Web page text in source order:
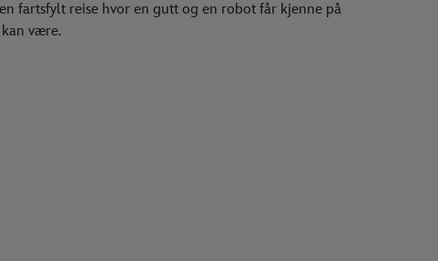
fartsfylt reise hvor en gutt og en robot får kjenne på
være.